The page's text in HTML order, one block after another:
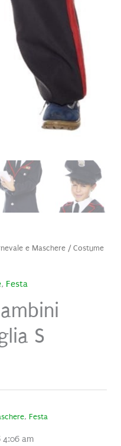
e Maschere/ Costume
, Festa
S
, Festa
4:06 am